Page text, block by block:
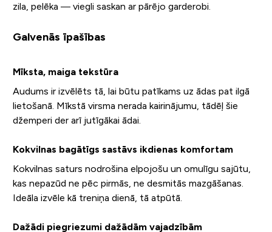
zila, pelēka — viegli saskan ar pārējo garderobi.
Galvenās īpašības
Mīksta, maiga tekstūra
Audums ir izvēlēts tā, lai būtu patīkams uz ādas pat ilgā
lietošanā. Mīkstā virsma nerada kairinājumu, tādēļ šie
džemperi der arī jutīgākai ādai.
Kokvilnas bagātīgs sastāvs ikdienas komfortam
Kokvilnas saturs nodrošina elpojošu un omulīgu sajūtu,
kas nepazūd ne pēc pirmās, ne desmitās mazgāšanas.
Ideāla izvēle kā treniņa dienā, tā atpūtā.
Dažādi piegriezumi dažādām vajadzībām